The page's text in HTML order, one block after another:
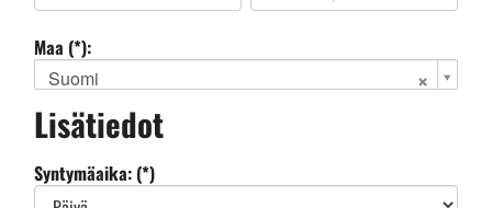
Maa (*):
Suomi
Lisätiedot
Syntymäaika: (*)